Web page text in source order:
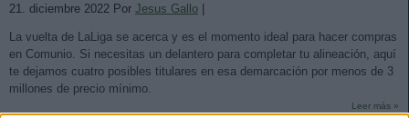
21. diciembre 2022 Por Jesus Gallo
La vuelta de LaLiga se acerca y es el momento ideal para hacer compras
en Comunio. Si necesitas un delantero para completar tu alineación, aquí
te dejamos cuatro posibles titulares en esa demarcación por menos de 3
millones de precio mínimo.
Leer más »